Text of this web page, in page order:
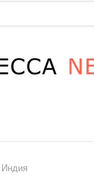
Индия